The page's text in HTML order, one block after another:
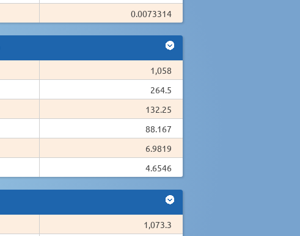
0.0073314
1,058
264.5
132.25
88.167
6.9819
4.6546
1,073.3